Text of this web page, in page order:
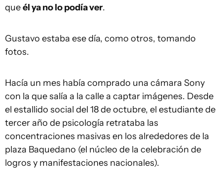
queél ya no lo podía ver.
Gustavo estaba ese día, como otros, tomando
fotos.
Hacía un mes había comprado una cámara Sony
con la que salía a la calle a captar imágenes. Desde
el estallido social del 18 de octubre, el estudiante de
tercer año de psicología retrataba las
concentraciones masivas en los alrededores de la
plaza Baquedano (el núcleo de la celebración de
logros y manifestaciones nacionales).